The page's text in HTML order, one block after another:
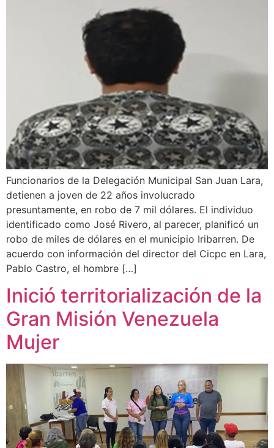
Funcionarios de la Delegación Municipal San Juan Lara,
detienen a joven de 22 años involucrado
presuntamente, en robo de 7 mil dólares. El individuo
identificado como José Rivero, al parecer, planificó un
robo de miles de dólares en el municipio Iribarren. De
acuerdo con información del director del Cicpc en Lara,
Pablo Castro, el hombre […]
Inició territorialización de la
Gran Misión Venezuela
Mujer